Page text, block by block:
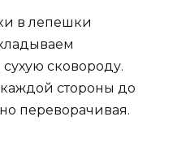
в лепешки
сковороду.
стороны до
переворачивая.